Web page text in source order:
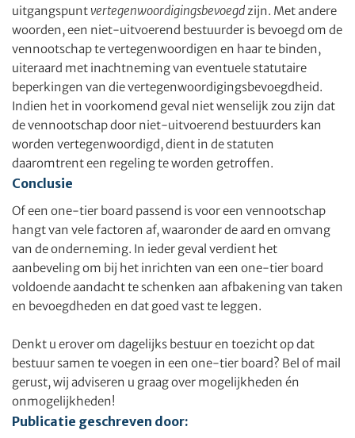
uitgangspunt vertegenwoordigingsbevoegdzijn. Met andere
woorden, een niet-uitvoerend bestuurder is bevoegd om de
vennootschap te vertegenwoordigen en haar te binden,
uiteraard met inachtneming van eventuele statutaire
beperkingen van die vertegenwoordigingsbevoegdheid.
Indien het in voorkomend geval niet wenselijk zou zijn dat
de vennootschap door niet-uitvoerend bestuurders kan
worden vertegenwoordigd, dient in de statuten
daaromtrent een regeling te worden getroffen.
Conclusie
Of een one-tier board passend is voor een vennootschap
hangt van vele factoren af, waaronder de aard en omvang
van de onderneming. In ieder geval verdient het
aanbeveling om bij het inrichten van een one-tier board
voldoende aandacht te schenken aan afbakening van taken
en bevoegdheden en dat goed vast te leggen.
Denkt u erover om dagelijks bestuur en toezicht op dat
bestuur samen te voegen in een one-tier board? Bel of mail
gerust, wij adviseren u graag over mogelijkheden én
onmogelijkheden!
Publicatie geschreven door: